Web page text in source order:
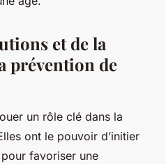
et de la
prévention de
un rôle clé dans la
ont le pouvoir d’initier
favoriser une